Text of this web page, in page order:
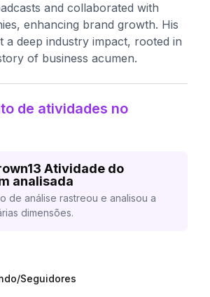
and collaborated with
enhancing brand growth. His
a deep industry impact, rooted in
of business acumen.
de atividades no
Atividade do
analisada
de análise rastreou e analisou a
dimensões.
Seguidores